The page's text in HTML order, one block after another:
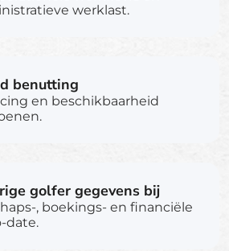
werklast.
benutting
en beschikbaarheid
golfer gegevens bij
, boekings- en financiële
date.